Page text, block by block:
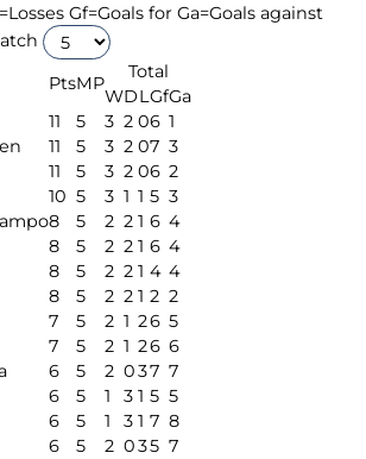
Gf=Goals for Ga=Goals against
PtsMP
Total
WDLGfGa
11 5 3 2 06 1
11 5 3 2 07 3
11 5 3 2 06 2
10 5 3 1 1 5 3
8 5 2 2 1 6 4
8 5 2 2 1 6 4
8 5 2 2 1 4 4
8 5 2 2 1 2 2
7 5 2 1 26 5
7 5 2 1 26 6
6 5 2 037 7
6 5 1 3 1 5 5
6 5 1 3 1 7 8
6 5 2 035 7